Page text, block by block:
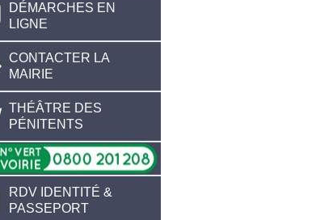
DÉMARCHES EN
LIGNE
CONTACTER LA
MAIRIE
THÉÂTRE DES
PÉNITENTS
RDV IDENTITÉ &
PASSEPORT